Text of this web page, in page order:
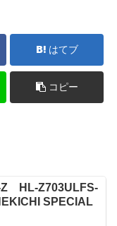
はてブ
コピー
Z HL-Z703ULFS-
SPECIAL